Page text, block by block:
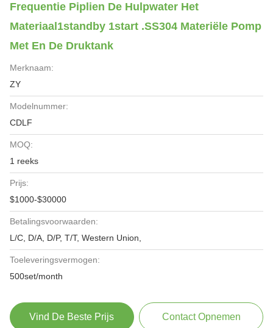
Frequentie Piplien De Hulpwater Het
Materiaal1standby 1start .SS304 Materiële Pomp
Met En De Druktank
Merknaam:
ZY
Modelnummer:
CDLF
MOQ:
1 reeks
Prijs:
$1000-$30000
Betalingsvoorwaarden:
L/C, D/A, D/P, T/T, Western Union,
Toeleveringsvermogen:
500set/month
Vind De Beste Prijs Contact Opnemen